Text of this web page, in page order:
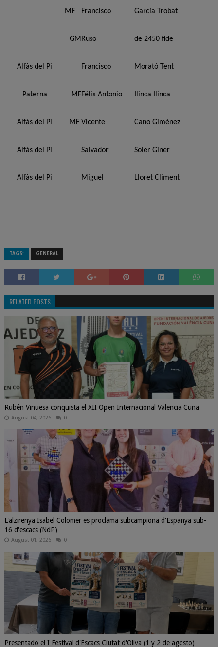
MF Francisco García Trobat
GM Ruso de 2450 fide
Alfàs del Pi Francisco Morató Tent
Paterna MFFélix Antonio Ilinca Ilinca
Alfàs del Pi MF Vicente Cano Giménez
Alfàs del Pi Salvador Soler Giner
Alfàs del Pi Miguel Lloret Climent
TAGS: GENERAL
RELATED POSTS
Rubén Vinuesa conquista el XII Open Internacional Valencia Cuna
August 04, 2026 0
L'alzirenya Isabel Colomer es proclama subcampiona d'Espanya sub-
16 d'escacs (NdP)
August 01, 2026 0
Presentado el I Festival d'Escacs Ciutat d'Oliva (1 y 2 de agosto)